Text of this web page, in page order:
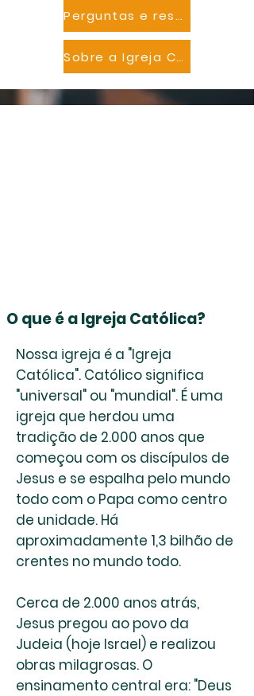
Perguntas e respostas sobre a Bíblia, Natal e Páscoa
Sobre a Igreja Chofu
O que é a Igreja Católica?
Nossa igreja é a "Igreja
Católica". Católico significa
"universal" ou "mundial". É uma
igreja que herdou uma
tradição de 2.000 anos que
começou com os discípulos de
Jesus e se espalha pelo mundo
todo com o Papa como centro
de unidade. Há
aproximadamente 1,3 bilhão de
crentes no mundo todo.
Cerca de 2.000 anos atrás,
Jesus pregou ao povo da
Judeia (hoje Israel) e realizou
obras milagrosas. O
ensinamento central era: "Deus